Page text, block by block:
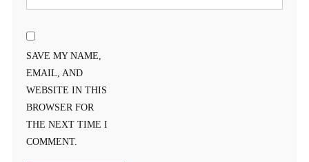
SAVE MY NAME,
EMAIL, AND
WEBSITE IN THIS
BROWSER FOR
THE NEXT TIME I
COMMENT.